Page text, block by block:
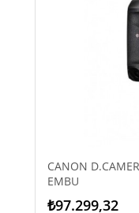
CANON
EMBU
₺97.299,32